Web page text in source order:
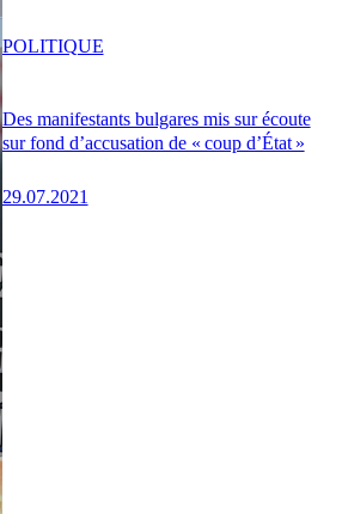
Des manifestants bulgares mis sur écoute
sur fond d’accusation de « coup d’État »
29.07.2021
POLITIQUE